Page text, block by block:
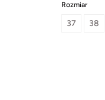
Rozmiar
37 38